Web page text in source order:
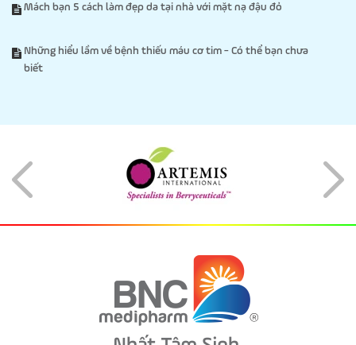
Mách bạn 5 cách làm đẹp da tại nhà với mặt nạ đậu đỏ
Những hiểu lầm về bệnh thiếu máu cơ tim - Có thể bạn chưa
biết